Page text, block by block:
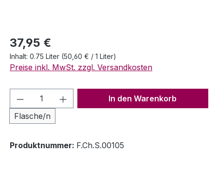
Regulärer Preis:
37,95 €
Inhalt: 0.75 Liter (50,60 € / 1 Liter)
Preise inkl. MwSt. zzgl. Versandkosten
Produkt Anzahl: Gib den
Flasche/n
In den Warenkorb
Produktnummer: F.Ch.S.00105